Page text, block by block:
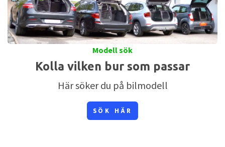
Modell sök
Kolla vilken bur som passar
Här söker du på bilmodell
SÖK HÄR